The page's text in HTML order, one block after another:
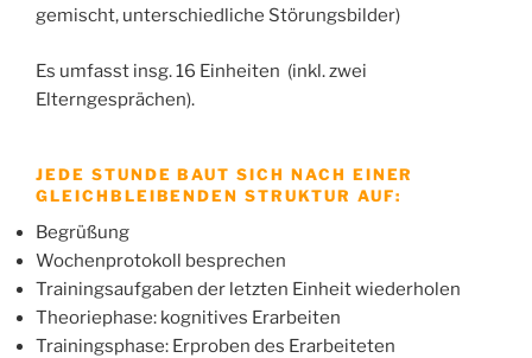
gemischt, unterschiedliche Störungsbilder)
Es umfasst insg. 16 Einheiten (inkl. zwei
Elterngesprächen).
JEDE STUNDE BAUT SICH NACH EINER
GLEICHBLEIBENDEN STRUKTUR AUF:
Begrüßung
Wochenprotokoll besprechen
Trainingsaufgaben der letzten Einheit wiederholen
Theoriephase: kognitives Erarbeiten
Trainingsphase: Erproben des Erarbeiteten